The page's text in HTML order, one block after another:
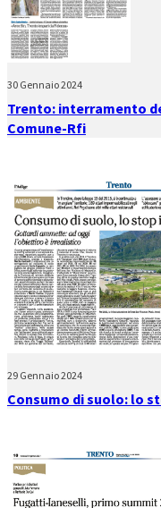
30 Gennaio 2024
Trento: interramento
Comune-Rfi
29 Gennaio 2024
Consumo di suolo: lo